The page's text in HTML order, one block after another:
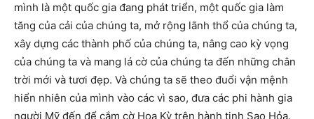
mình là một quốc gia đang phát triển, một quốc gia làm
tăng của cải của chúng ta, mở rộng lãnh thổ của chúng ta,
xây dựng các thành phố của chúng ta, nâng cao kỳ vọng
của chúng ta và mang lá cờ của chúng ta đến những chân
trời mới và tươi đẹp. Và chúng ta sẽ theo đuổi vận mệnh
hiển nhiên của mình vào các vì sao, đưa các phi hành gia
người Mỹ đến để cắm cờ Hoa Kỳ trên hành tinh Sao Hỏa.